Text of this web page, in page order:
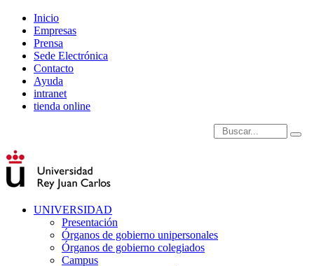
Inicio
Empresas
Prensa
Sede Electrónica
Contacto
Ayuda
intranet
tienda online
Introduce términos de
UNIVERSIDAD
Presentación
Órganos de gobierno unipersonales
Órganos de gobierno colegiados
Campus